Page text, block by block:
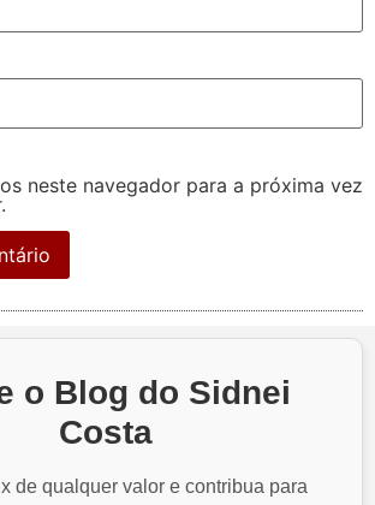
neste navegador para a próxima vez
o Blog do Sidnei
Costa
de qualquer valor e contribua para